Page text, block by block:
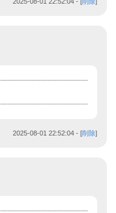
2025-08-01 22:52:04 - [削除]